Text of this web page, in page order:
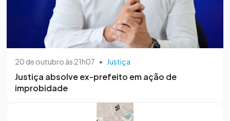
20 de outubro às 21h07 • Justiça
Justiça absolve ex-prefeito em ação de
improbidade